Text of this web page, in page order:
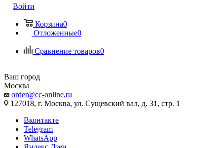
Войти
Корзина0
Отложенные0
Сравнение товаров0
Ваш город
Москва
order@cc-online.ru
127018, г. Москва, ул. Сущевский вал, д. 31, стр. 1
Вконтакте
Telegram
WhatsApp